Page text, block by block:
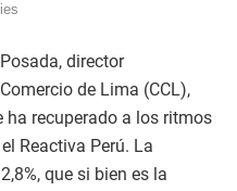
director
de Lima (CCL),
recuperado a los ritmos
Reactiva Perú. La
que si bien es la